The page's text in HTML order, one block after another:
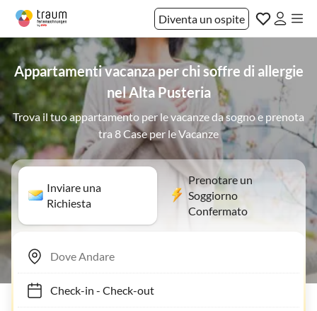
Diventa un ospite
Appartamenti vacanza per chi soffre di allergie
nel Alta Pusteria
Trova il tuo appartamento per le vacanze da sogno e prenota
tra 8 Case per le Vacanze
Inviare una
Richiesta
Prenotare un
Soggiorno
Confermato
Check-in- Check-out